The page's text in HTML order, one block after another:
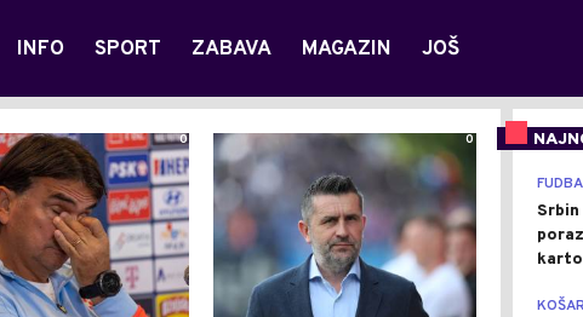
INFO SPORT ZABAVA MAGAZIN JOŠ
0 0